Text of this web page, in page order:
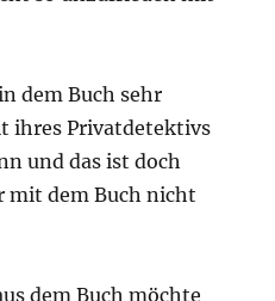
dem Buch sehr
ihres Privatdetektivs
und das ist doch
mit dem Buch nicht
dem Buch möchte